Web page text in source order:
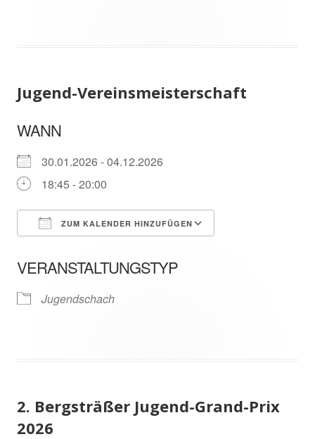
Jugend-Vereinsmeisterschaft
WANN
30.01.2026 - 04.12.2026
18:45 - 20:00
ZUM KALENDER HINZUFÜGEN
VERANSTALTUNGSTYP
Jugendschach
2. Bergsträßer Jugend-Grand-Prix
2026